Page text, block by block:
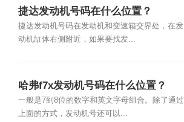
捷达发动机号码在什么位置？
捷达发动机号码在发动机和变速箱交界处，在发
动机缸体右侧附近，如果要找发...
哈弗f7x发动机号码在什么位置？
一般是7到8位的数字和英文字母组合。除了通过
上面的方式，发动机号还可以...